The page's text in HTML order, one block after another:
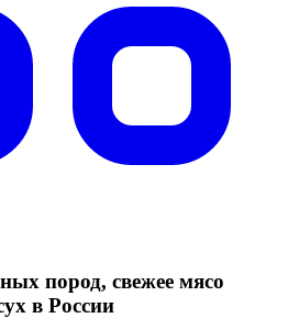
пород, свежее мясо
в России